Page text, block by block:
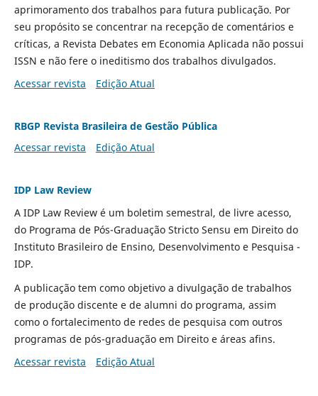
aprimoramento dos trabalhos para futura publicação. Por
seu propósito se concentrar na recepção de comentários e
críticas, a Revista Debates em Economia Aplicada não possui
ISSN e não fere o ineditismo dos trabalhos divulgados.
Acessar revista
Edição Atual
RBGP Revista Brasileira de Gestão Pública
Acessar revista
Edição Atual
IDP Law Review
A IDP Law Review é um boletim semestral, de livre acesso,
do Programa de Pós-Graduação Stricto Sensu em Direito do
Instituto Brasileiro de Ensino, Desenvolvimento e Pesquisa -
IDP.
A publicação tem como objetivo a divulgação de trabalhos
de produção discente e de alumni do programa, assim
como o fortalecimento de redes de pesquisa com outros
programas de pós-graduação em Direito e áreas afins.
Acessar revista
Edição Atual